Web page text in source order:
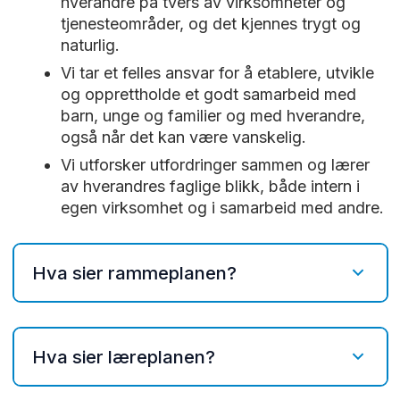
Hva gjør vi med de som «skriker» aller
høyest – i overført betydning? De som har en
atferd som gjør at vi verken klarer eller – i
noen tilfeller – får LYST til å møte dem som et
medmenneske, men som tydeligvis prøver å
fortelle oss noe viktig? Psykologspesialistene
Torstein Garcia de Presno og Heine
Steinkopf snakker om å være medmenneske
og menneskesyn i møte med ungdommer
for arbeid med case eller rollespill.
Utgiver: RVTS Sør
tjenesteområder, og det kjennes trygt og
naturlig.
Vi tar et felles ansvar for å etablere, utvikle
og opprettholde et godt samarbeid med
barn, unge og familier og med hverandre,
også når det kan være vanskelig.
Vi utforsker utfordringer sammen og lærer
av hverandres faglige blikk, både intern i
egen virksomhet og i samarbeid med andre.
Hva sier rammeplanen?
Foreldresamarbeid:Barnehagen skal
i samarbeid og forståelse med
hjemmet ivareta barnas behov for
omsorg og lek, og fremme læring og
Hva sier læreplanen?